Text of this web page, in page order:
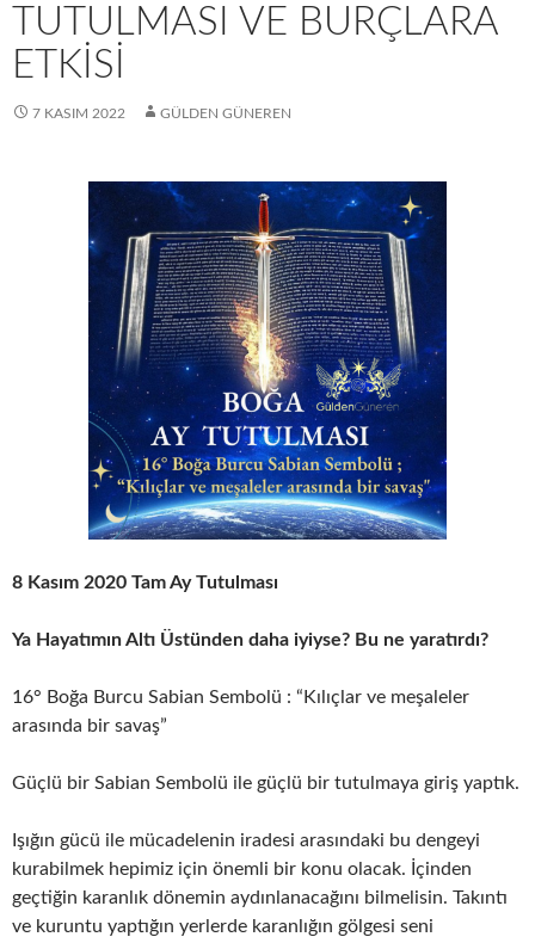
TUTULMASI VE BURÇLARA
ETKISI
7 KASIM 2022 GÜLDEN GÜNEREN
8 Kasım 2020 Tam Ay Tutulması
Ya Hayatımın Altı Üstünden daha iyiyse? Bu ne yaratırdı?
16° Boğa Burcu Sabian Sembolü : “Kılıçlar ve meşaleler
arasında bir savaş”
Güçlü bir Sabian Sembolü ile güçlü bir tutulmaya giriş yaptık.
Işığın gücü ile mücadelenin iradesi arasındaki bu dengeyi
kurabilmek hepimiz için önemli bir konu olacak. İçinden
geçtiğin karanlık dönemin aydınlanacağını bilmelisin. Takıntı
ve kuruntu yaptığın yerlerde karanlığın gölgesi seni